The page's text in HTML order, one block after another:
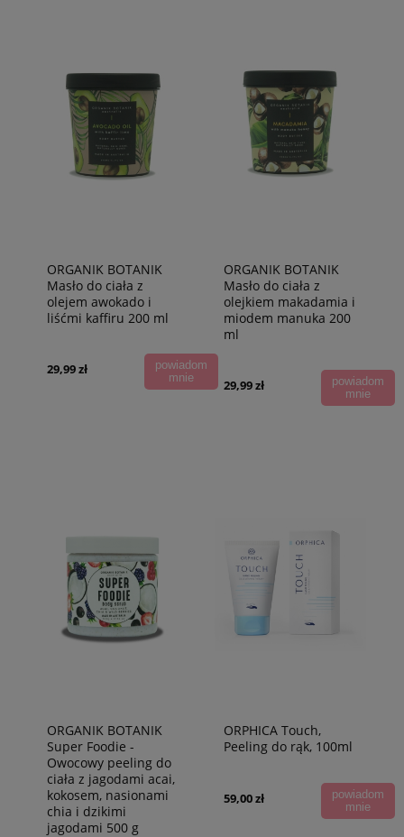
ORGANIK BOTANIK
Masło do ciała z
olejem awokado i
liśćmi kaffiru 200 ml
29,99 zł
powiadom
mnie
ORGANIK BOTANIK
Masło do ciała z
olejkiem makadamia i
miodem manuka 200
ml
29,99 zł
powiadom
mnie
ORGANIK BOTANIK
Super Foodie -
Owocowy peeling do
ciała z jagodami acai,
kokosem, nasionami
chia i dzikimi
jagodami 500 g
ORPHICA Touch,
Peeling do rąk, 100ml
59,00 zł
powiadom
mnie